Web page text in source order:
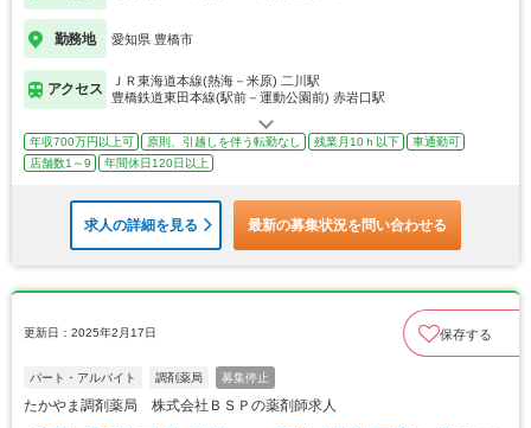
勤務地 愛知県 豊橋市
アクセス
ＪＲ東海道本線(熱海－米原) 二川駅
豊橋鉄道東田本線(駅前－運動公園前) 赤岩口駅
年収700万円以上可 原則、引越しを伴う転勤なし 残業月10ｈ以下
車通勤可
店舗数1～9
年間休日120日以上
求人の詳細を見る 最新の募集状況を問い合わせる
更新日：2025年2月17日 保存する
パート・アルバイト 調剤薬局 募集停止
たかやま調剤薬局 株式会社ＢＳＰの薬剤師求人